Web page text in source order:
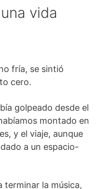
vida
fría, se sintió
cero.
golpeado desde el
montado en
y el viaje, aunque
a un espacio-
terminar la música,